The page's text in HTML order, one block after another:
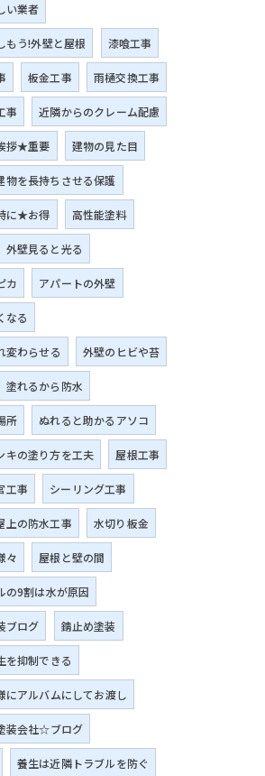
い業者
もう!外壁と屋根 漆喰工事
板金工事 雨樋交換工事
事 近隣からのクレーム配慮
拶★重要 建物の見た目
物を長持ちさせる保護
に★お得 高性能塗料
外壁見ると光る
カ アパートの外壁
なる
変わらせる 外壁のヒビや苔
塗れるから防水
所 ぬれると助かるアソコ
キの塗り方を工夫 屋根工事
工事 シーリング工事
上の防水工事 水切り板金
々 屋根と壁の間
の9割は水が原因
ブログ 錆止め塗装
を抑制できる
にアルバムにしてお渡し
装会社☆ブログ
養生は近隣トラブルを防ぐ